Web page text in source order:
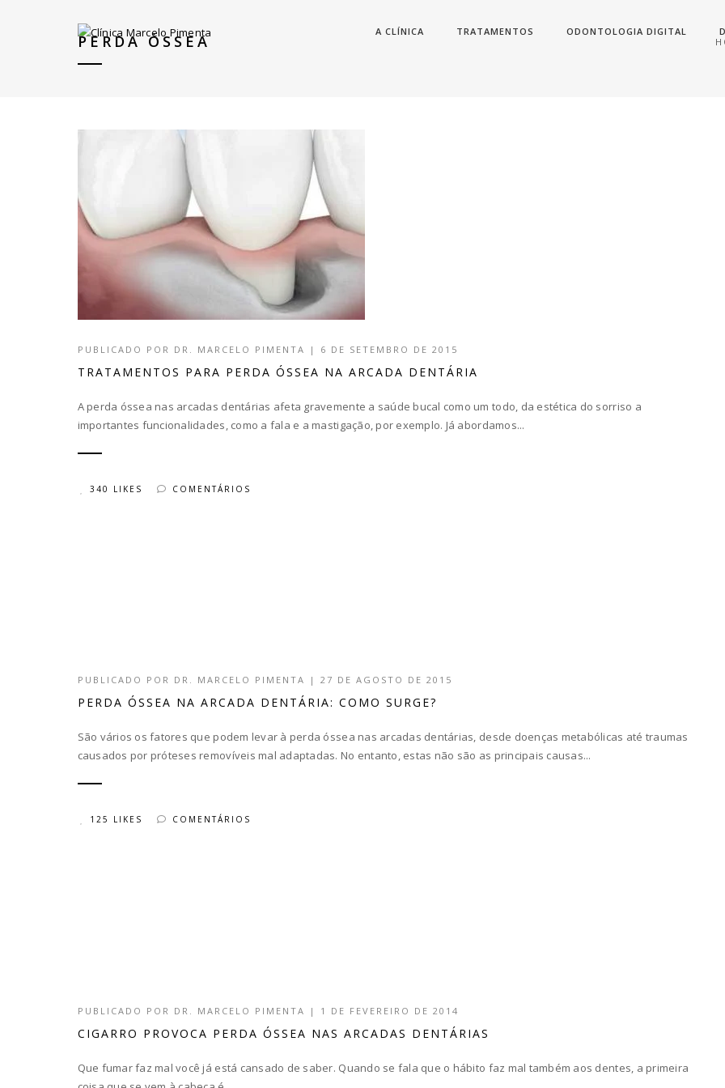
A CLÍNICA TRATAMENTOS ODONTOLOGIA DIGITAL
PERDA ÓSSEA
PUBLICADO POR DR. MARCELO PIMENTA | 6 DE SETEMBRO DE 2015
TRATAMENTOS PARA PERDA ÓSSEA NA ARCADA DENTÁRIA
A perda óssea nas arcadas dentárias afeta gravemente a saúde bucal como um todo, da estética do sorriso a
importantes funcionalidades, como a fala e a mastigação, por exemplo. Já abordamos...
340 LIKES COMENTÁRIOS
PUBLICADO POR DR. MARCELO PIMENTA | 27 DE AGOSTO DE 2015
PERDA ÓSSEA NA ARCADA DENTÁRIA: COMO SURGE?
São vários os fatores que podem levar à perda óssea nas arcadas dentárias, desde doenças metabólicas até traumas
causados por próteses removíveis mal adaptadas. No entanto, estas não são as principais causas...
125 LIKES COMENTÁRIOS
PUBLICADO POR DR. MARCELO PIMENTA | 1 DE FEVEREIRO DE 2014
CIGARRO PROVOCA PERDA ÓSSEA NAS ARCADAS DENTÁRIAS
Que fumar faz mal você já está cansado de saber. Quando se fala que o hábito faz mal também aos dentes, a primeira